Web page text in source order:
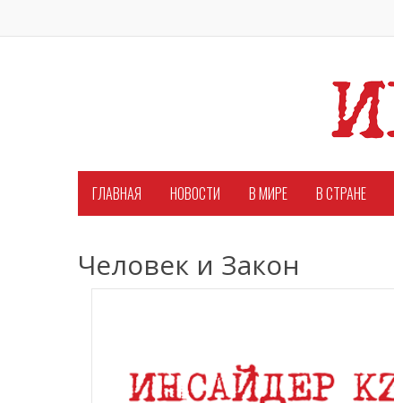
ГЛАВНАЯ НОВОСТИ В МИРЕ В СТРАНЕ
Человек и Закон